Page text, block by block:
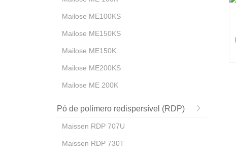
Mailose ME100KS
Mailose ME150KS
Mailose ME150K
Mailose ME200KS
Mailose ME 200K
Pó de polímero redispersível (RDP)
Maissen RDP 707U
Maissen RDP 730T